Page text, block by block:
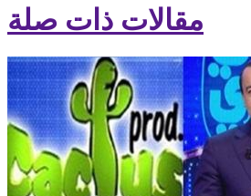
مقالات ذات صلة